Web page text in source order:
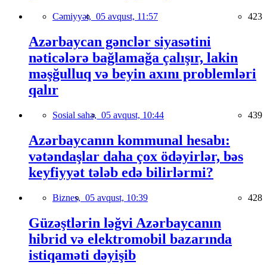
Cəmiyyət, 05 avqust, 11:57 423
Azərbaycan gənclər siyasətini
nəticələrə bağlamağa çalışır, lakin
məşğulluq və beyin axını problemləri
qalır
Sosial sahə, 05 avqust, 10:44 439
Azərbaycanın kommunal hesabı:
vətəndaşlar daha çox ödəyirlər, bəs
keyfiyyət tələb edə bilirlərmi?
Biznes, 05 avqust, 10:39 428
Güzəştlərin ləğvi Azərbaycanın
hibrid və elektromobil bazarında
istiqaməti dəyişib